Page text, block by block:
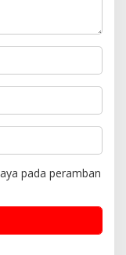
pada peramban